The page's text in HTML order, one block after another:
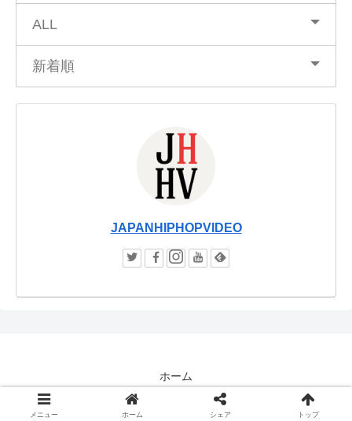
ALL
新着順
JAPANHIPHOPVIDEO
ホーム
© JAPANHIPHOPVIDEO / JHHV.
メニュー ホーム シェア トップ